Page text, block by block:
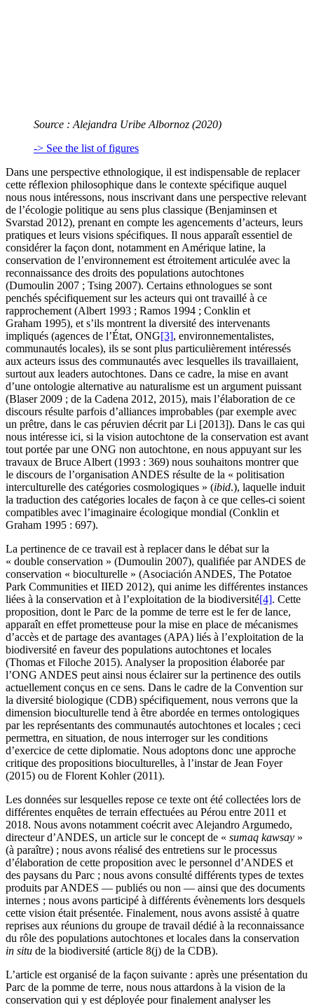
Source : Alejandra Uribe Albornoz (2020)
-> See the list of figures
Dans une perspective ethnologique, il est indispensable de replacer
cette réflexion philosophique dans le contexte spécifique auquel
nous nous intéressons, nous inscrivant dans une perspective relevant
de l’écologie politique au sens plus classique (Benjaminsen et
Svarstad 2012), prenant en compte les agencements d’acteurs, leurs
pratiques et leurs visions spécifiques. Il nous apparaît essentiel de
considérer la façon dont, notamment en Amérique latine, la
conservation de l’environnement est étroitement articulée avec la
reconnaissance des droits des populations autochtones
(Dumoulin 2007 ; Tsing 2007). Certains ethnologues se sont
penchés spécifiquement sur les acteurs qui ont travaillé à ce
rapprochement (Albert 1993 ; Ramos 1994 ; Conklin et
Graham 1995), et s’ils montrent la diversité des intervenants
impliqués (agences de l’État, ONG[3], environnementalistes,
communautés locales), ils se sont plus particulièrement intéressés
aux acteurs issus des communautés avec lesquelles ils travaillaient,
surtout aux leaders autochtones. Dans ce cadre, la mise en avant
d’une ontologie alternative au naturalisme est un argument puissant
(Blaser 2009 ; de la Cadena 2012, 2015), mais l’élaboration de ce
discours résulte parfois d’alliances improbables (par exemple avec
un prêtre, dans le cas péruvien décrit par Li [2013]). Dans le cas qui
nous intéresse ici, si la vision autochtone de la conservation est avant
tout portée par une ONG non autochtone, en nous appuyant sur les
travaux de Bruce Albert (1993 : 369) nous souhaitons montrer que
le discours de l’organisation ANDES résulte de la « politisation
interculturelle des catégories cosmologiques » (ibid.), laquelle induit
la traduction des catégories locales de façon à ce que celles-ci soient
compatibles avec l’imaginaire écologique mondial (Conklin et
Graham 1995 : 697).
La pertinence de ce travail est à replacer dans le débat sur la
« double conservation » (Dumoulin 2007), qualifiée par ANDES de
conservation « bioculturelle » (Asociación ANDES, The Potatoe
Park Communities et IIED 2012), qui anime les différentes instances
liées à la conservation et à l’exploitation de la biodiversité[4]. Cette
proposition, dont le Parc de la pomme de terre est le fer de lance,
apparaît en effet prometteuse pour la mise en place de mécanismes
d’accès et de partage des avantages (APA) liés à l’exploitation de la
biodiversité en faveur des populations autochtones et locales
(Thomas et Filoche 2015). Analyser la proposition élaborée par
l’ONG ANDES peut ainsi nous éclairer sur la pertinence des outils
actuellement conçus en ce sens. Dans le cadre de la Convention sur
la diversité biologique (CDB) spécifiquement, nous verrons que la
dimension bioculturelle tend à être abordée en termes ontologiques
par les représentants des communautés autochtones et locales ; ceci
permettra, en situation, de nous interroger sur les conditions
d’exercice de cette diplomatie. Nous adoptons donc une approche
critique des propositions bioculturelles, à l’instar de Jean Foyer
(2015) ou de Florent Kohler (2011).
Les données sur lesquelles repose ce texte ont été collectées lors de
différentes enquêtes de terrain effectuées au Pérou entre 2011 et
2018. Nous avons notamment coécrit avec Alejandro Argumedo,
directeur d’ANDES, un article sur le concept de « sumaq kawsay »
(à paraître) ; nous avons réalisé des entretiens sur le processus
d’élaboration de cette proposition avec le personnel d’ANDES et
des paysans du Parc ; nous avons consulté différents types de textes
produits par ANDES — publiés ou non — ainsi que des documents
internes ; nous avons participé à différents évènements lors desquels
cette vision était présentée. Finalement, nous avons assisté à quatre
reprises aux réunions du groupe de travail dédié à la reconnaissance
du rôle des populations autochtones et locales dans la conservation
in situ de la biodiversité (article 8(j) de la CDB).
L’article est organisé de la façon suivante : après une présentation du
Parc de la pomme de terre, nous nous attardons à la vision de la
conservation qui y est déployée pour finalement analyser les